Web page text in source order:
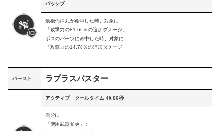
パッシブ
最後の弾丸が命中した時、対象に
「攻撃力の81.66％の追加ダメージ」
ボスのパーツに命中した時、対象に
「攻撃力の14.78％の追加ダメージ」
バースト ラプラスバスター
アクティブ クールタイム 40.00秒
自分に
「使用武器変更」：